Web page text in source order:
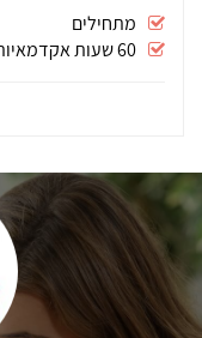
מתחילים
60 שעות אקדמאיות